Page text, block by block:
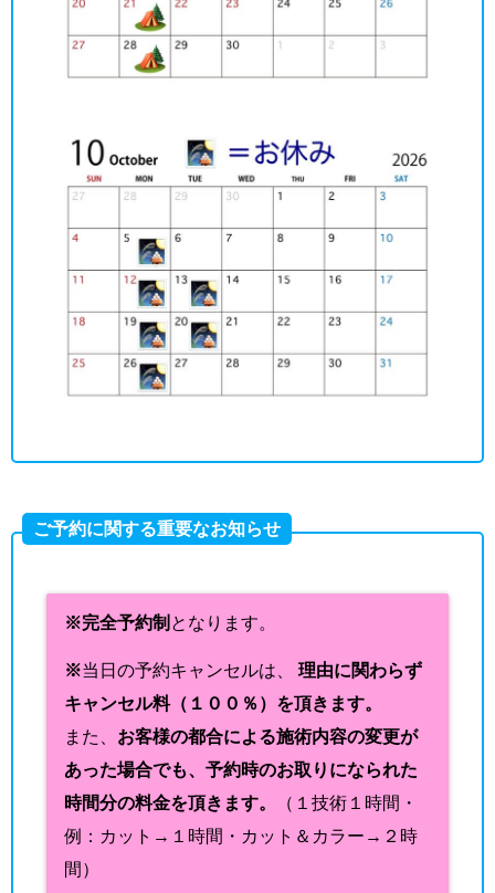
ご予約に関する重要なお知らせ
※完全予約制 となります。
※当日の予約キャンセルは、 理由に関わらず
キャンセル料（１００％）を頂きます。
また、 お客様の都合による施術内容の変更が
あった場合でも、予約時のお取りになられた
時間分の料金を頂きます。
（１技術１時間・
例：カット→１時間・カット＆カラー→２時
間）